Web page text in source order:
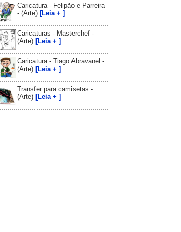
Caricatura - Felipão e Parreira
- (Arte) [Leia + ]
Caricaturas - Masterchef -
(Arte) [Leia + ]
Caricatura - Tiago Abravanel -
(Arte) [Leia + ]
Transfer para camisetas -
(Arte) [Leia + ]